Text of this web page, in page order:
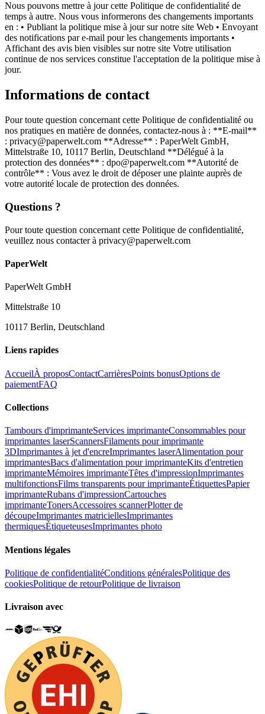
Nous pouvons mettre à jour cette Politique de confidentialité de
temps à autre. Nous vous informerons des changements importants
en : • Publiant la politique mise à jour sur notre site Web • Envoyant
des notifications par e-mail pour les changements importants •
Affichant des avis bien visibles sur notre site Votre utilisation
continue de nos services constitue l'acceptation de la politique mise à
jour.
Informations de contact
Pour toute question concernant cette Politique de confidentialité ou
nos pratiques en matière de données, contactez-nous à : **E-mail**
: privacy@paperwelt.com **Adresse** : PaperWelt GmbH,
Mittelstraße 10, 10117 Berlin, Deutschland **Délégué à la
protection des données** : dpo@paperwelt.com **Autorité de
contrôle** : Vous avez le droit de déposer une plainte auprès de
votre autorité locale de protection des données.
Questions ?
Pour toute question concernant cette Politique de confidentialité,
veuillez nous contacter à privacy@paperwelt.com
PaperWelt
PaperWelt GmbH
Mittelstraße 10
10117 Berlin, Deutschland
Liens rapides
AccueilÀ proposContactCarrièresPoints bonusOptions de
paiementFAQ
Collections
Tambours d'imprimanteServices imprimanteConsommables pour
imprimantes laserScannersFilaments pour imprimante
3DImprimantes à jet d'encreImprimantes laserAlimentation pour
imprimantesBacs d'alimentation pour imprimanteKits d'entretien
imprimanteMémoires imprimanteTêtes d'impressionImprimantes
multifonctionsFilms transparents pour imprimanteÉtiquettesPapier
imprimanteRubans d'impressionCartouches
imprimanteTonersAccessoires scannerPlotter de
découpeImprimantes matriciellesImprimantes
thermiquesÉtiqueteusesImprimantes photo
Mentions légales
Politique de confidentialitéConditions généralesPolitique des
cookiesPolitique de retourPolitique de livraison
Livraison avec